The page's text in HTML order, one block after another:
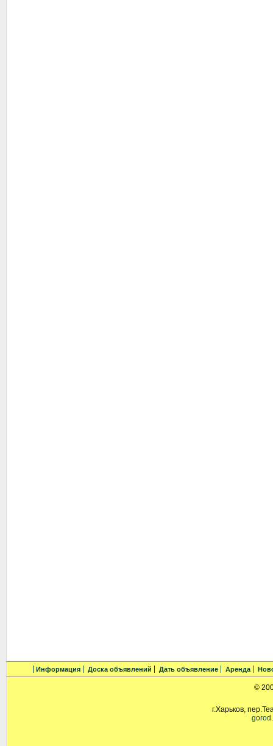
Информация Доска объявлений Дать объявление Аренда
©
г.Харьков,